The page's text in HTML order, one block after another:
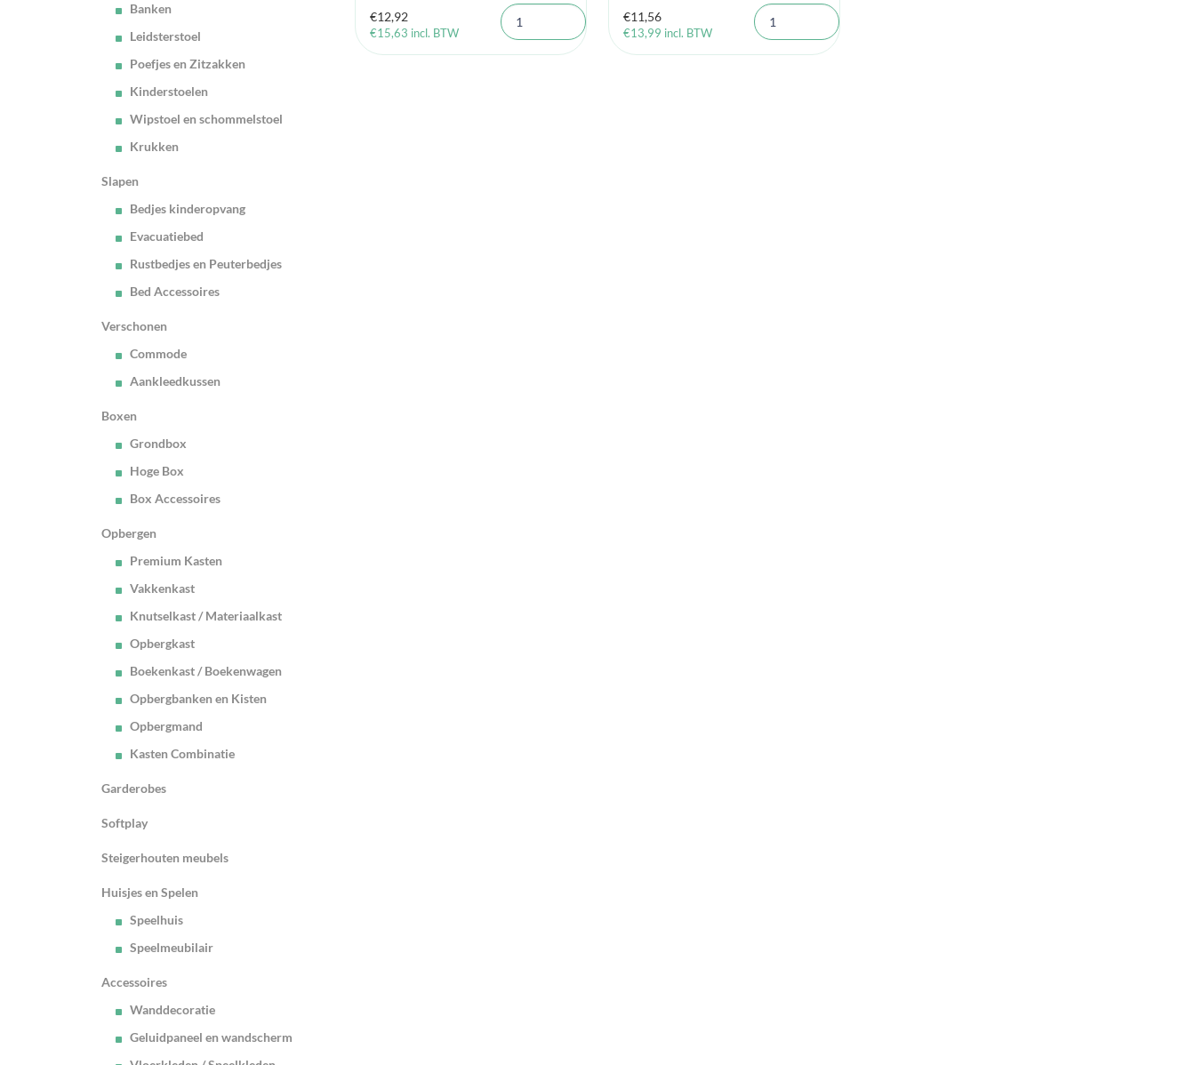
Banken
Leidsterstoel
Poefjes en Zitzakken
Kinderstoelen
Wipstoel en schommelstoel
Krukken
Slapen
Bedjes kinderopvang
Evacuatiebed
Rustbedjes en Peuterbedjes
Bed Accessoires
Verschonen
Commode
Aankleedkussen
Boxen
Grondbox
Hoge Box
Box Accessoires
Opbergen
Premium Kasten
Vakkenkast
Knutselkast / Materiaalkast
Opbergkast
Boekenkast / Boekenwagen
Opbergbanken en Kisten
Opbergmand
Kasten Combinatie
Garderobes
Softplay
Steigerhouten meubels
Huisjes en Spelen
Speelhuis
Speelmeubilair
Accessoires
Wanddecoratie
Geluidpaneel en wandscherm
€12,92
€15,63 incl. BTW
€11,56
€13,99 incl. BTW